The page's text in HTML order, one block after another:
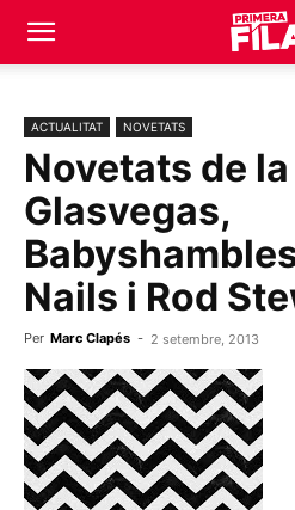
ACTUALITAT NOVETATS
Novetats de
Glasvegas,
Nails i Rod
Per Marc Clapés - 2 setembre, 2013